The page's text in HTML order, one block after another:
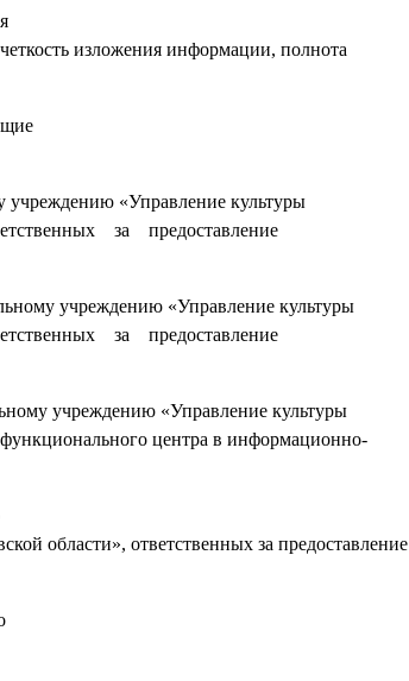
изложения информации, полнота
«Управление культуры
за предоставление
учреждению «Управление культуры
за предоставление
учреждению «Управление культуры
центра в информационно-
области», ответственных за предоставление